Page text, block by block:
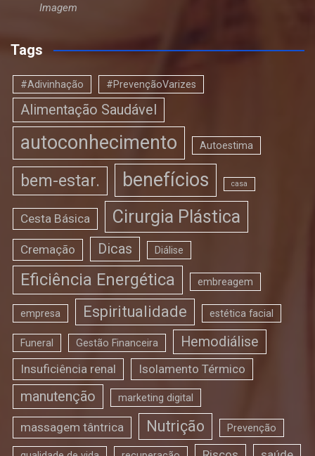
Imagem
Tags
#Adivinhação #PrevençãoVarizes
Alimentação Saudável
autoconhecimento Autoestima
bem-estar. benefícios casa
Cesta Básica Cirurgia Plástica
Cremação Dicas Diálise
Eficiência Energética embreagem
empresa Espiritualidade estética facial
Funeral Gestão Financeira Hemodiálise
Insuficiência renal Isolamento Térmico
manutenção marketing digital
massagem tântrica Nutrição Prevenção